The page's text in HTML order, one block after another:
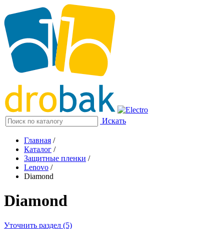
Искать
Главная /
Каталог /
Защитные пленки /
Lenovo /
Diamond
Diamond
Уточнить раздел (5)